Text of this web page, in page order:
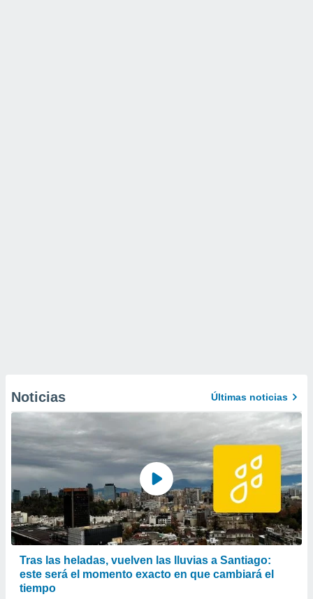
Noticias Últimas noticias
Tras las heladas, vuelven las lluvias a Santiago:
este será el momento exacto en que cambiará el
tiempo